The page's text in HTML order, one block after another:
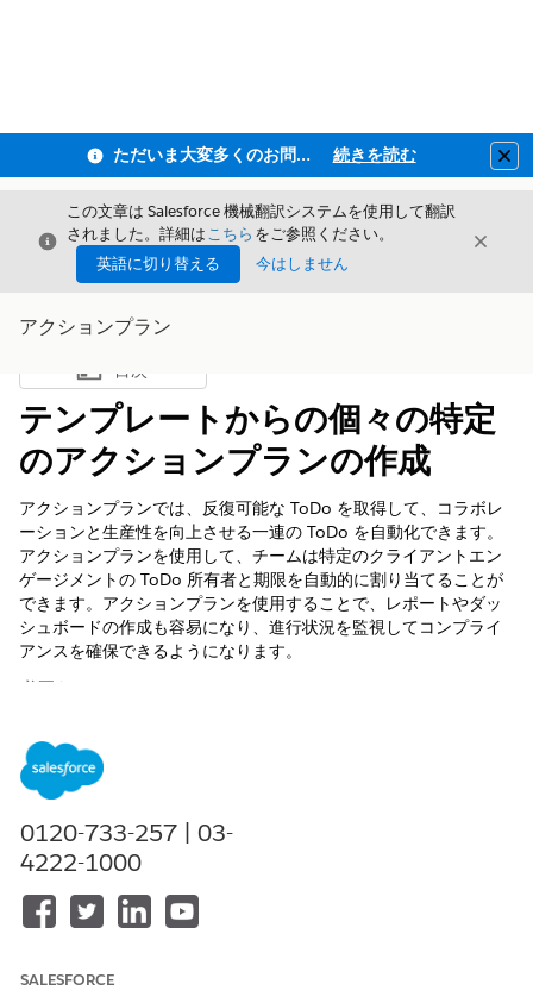
ただいま大変多くのお問い合わせをいただいており、ご連絡までにお時間を頂戴しております 続きを読む
閉じる
この文章は Salesforce 機械翻訳システムを使用して翻訳
されました。詳細はこちら をご参照ください。
英語に切り替える
今はしません
閉じる
アクションプラン
目次を表示
目次
テンプレートからの個々の特定
のアクションプランの作成
アクションプランでは、反復可能な ToDo を取得して、コラボレ
ーションと生産性を向上させる一連の ToDo を自動化できます。
アクションプランを使用して、チームは特定のクライアントエン
ゲージメントの ToDo 所有者と期限を自動的に割り当てることが
できます。アクションプランを使用することで、レポートやダッ
シュボードの作成も容易になり、進行状況を監視してコンプライ
アンスを確保できるようになります。
必要なエディション
使用可能なインターフェース: Lightning Experience
使用可能なアプリケーション: Automotive Cloud、Consumer
Cloud、Lightning Scheduler を備えた Government Cloud、
Health Cloud、Manufacturing Cloud、Nonprofit Cloud、お
況を確認してください。
0120-733-257 | 03-
4222-1000
SALESFORCE